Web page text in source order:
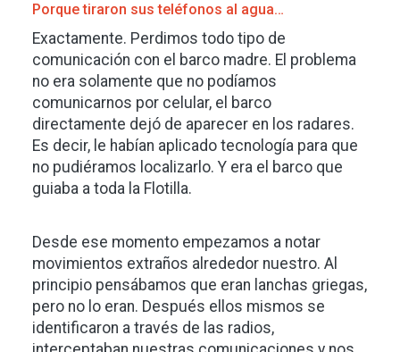
Porque tiraron sus teléfonos al agua…
Exactamente. Perdimos todo tipo de
comunicación con el barco madre. El problema
no era solamente que no podíamos
comunicarnos por celular, el barco
directamente dejó de aparecer en los radares.
Es decir, le habían aplicado tecnología para que
no pudiéramos localizarlo. Y era el barco que
guiaba a toda la Flotilla.
Desde ese momento empezamos a notar
movimientos extraños alrededor nuestro. Al
principio pensábamos que eran lanchas griegas,
pero no lo eran. Después ellos mismos se
identificaron a través de las radios,